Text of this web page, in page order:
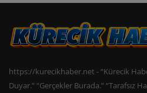
https://kurecikhaber.net - “Kürecik
Duyar.” “Gerçekler Burada.” “Tarafsız